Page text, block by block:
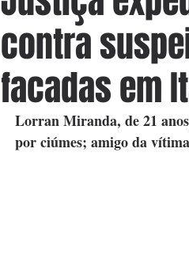
contra
facadas em
Lorran Miranda, de 21
por ciúmes; amigo da